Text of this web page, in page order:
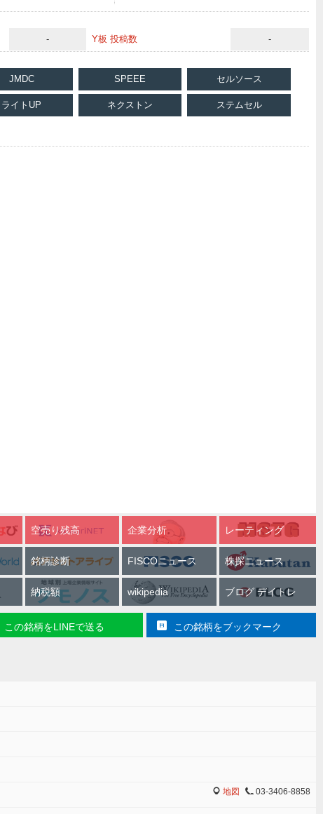
- Y板 投稿数 -
JMDC SPEEE セルソース
ライトUP ネクストン ステムセル
空売り残高 企業分析 レーティング
銘柄診断 FISCOニュース 株探ニュース
納税額 wikipedia ブログ デイトレ
この銘柄をLINEで送る この銘柄をブックマーク
MAP
地図 TEL
03-3406-8858